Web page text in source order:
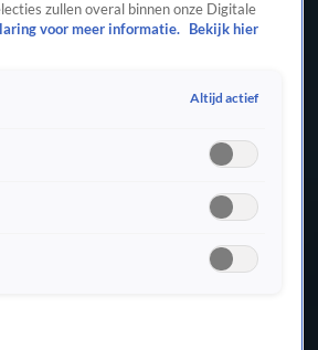
zullen overal binnen onze Digitale
voor meer informatie.
Bekijk hier
Altijd actief